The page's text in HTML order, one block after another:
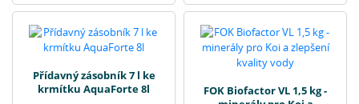
Přídavný zásobník 7 l ke
krmítku AquaForte 8l
FOK Biofactor VL 1,5 kg -